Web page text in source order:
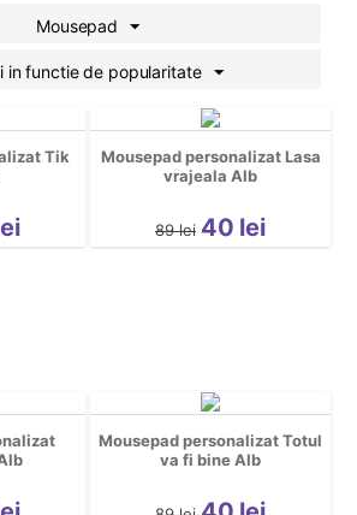
Mousepad
in functie de popularitate
Tik
Mousepad personalizat Lasa
vrajeala Alb
89 lei 40 lei
Mousepad personalizat Totul
va fi bine Alb